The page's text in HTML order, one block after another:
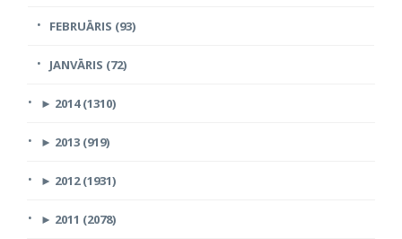
FEBRUĀRIS (93)
JANVĀRIS (72)
► 2014 (1310)
► 2013 (919)
► 2012 (1931)
► 2011 (2078)